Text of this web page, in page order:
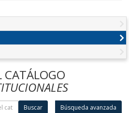
CATÁLOGO
Buscar Búsqueda avanzada